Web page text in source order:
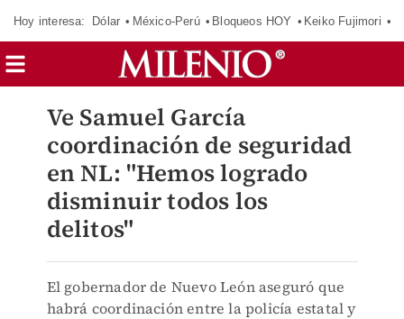
Hoy interesa: Dólar México-Perú Bloqueos HOY Keiko Fujimori
Ve Samuel García
coordinación de seguridad
en NL: "Hemos logrado
disminuir todos los
delitos"
El gobernador de Nuevo León aseguró que
habrá coordinación entre la policía estatal y